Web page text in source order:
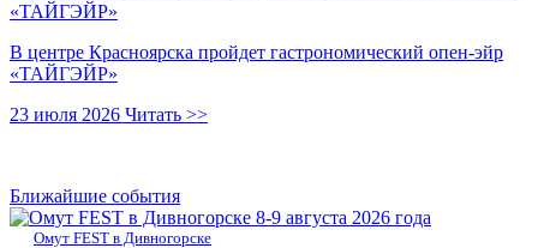
В центре Красноярска пройдет гастрономический опен-эйр
«ТАЙГЭЙР»
23 июля 2026 Читать >>
Ближайшие события
8-9 августа 2026 года
Омут FEST в Дивногорске